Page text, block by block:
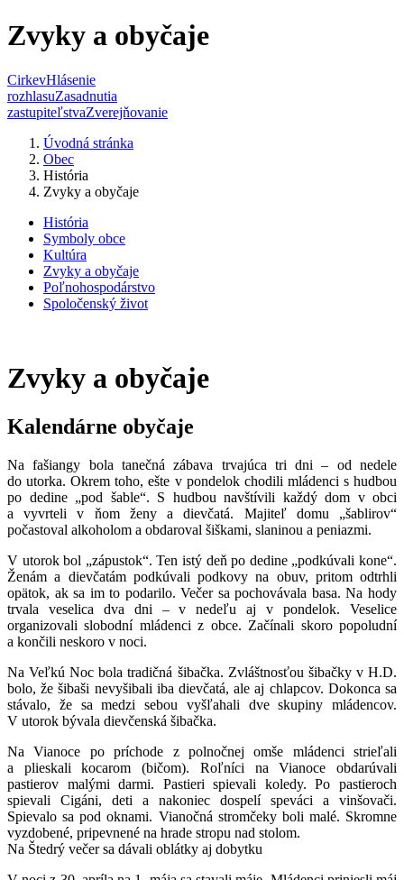
Zvyky a obyčaje
CirkevHlásenie
rozhlasuZasadnutia
zastupiteľstvaZverejňovanie
Úvodná stránka
Obec
História
Zvyky a obyčaje
História
Symboly obce
Kultúra
Zvyky a obyčaje
Poľnohospodárstvo
Spoločenský život
Zvyky a obyčaje
Kalendárne obyčaje
Na fašiangy bola tanečná zábava trvajúca tri dni – od nedele
do utorka. Okrem toho, ešte v pondelok chodili mládenci s hudbou
po dedine „pod šable“. S hudbou navštívili každý dom v obci
a vyvrteli v ňom ženy a dievčatá. Majiteľ domu „šablirov“
počastoval alkoholom a obdaroval šiškami, slaninou a peniazmi.
V utorok bol „zápustok“. Ten istý deň po dedine „podkúvali kone“.
Ženám a dievčatám podkúvali podkovy na obuv, pritom odtrhli
opätok, ak sa im to podarilo. Večer sa pochovávala basa. Na hody
trvala veselica dva dni – v nedeľu aj v pondelok. Veselice
organizovali slobodní mládenci z obce. Začínali skoro popoludní
a končili neskoro v noci.
Na Veľkú Noc bola tradičná šibačka. Zvláštnosťou šibačky v H.D.
bolo, že šibaši nevyšibali iba dievčatá, ale aj chlapcov. Dokonca sa
stávalo, že sa medzi sebou vyšľahali dve skupiny mládencov.
V utorok bývala dievčenská šibačka.
Na Vianoce po príchode z polnočnej omše mládenci strieľali
a plieskali kocarom (bičom). Roľníci na Vianoce obdarúvali
pastierov malými darmi. Pastieri spievali koledy. Po pastieroch
spievali Cigáni, deti a nakoniec dospelí speváci a vinšovači.
Spievalo sa pod oknami. Vianočná stromčeky boli malé. Skromne
vyzdobené, pripevnené na hrade stropu nad stolom.
Na Štedrý večer sa dávali oblátky aj dobytku